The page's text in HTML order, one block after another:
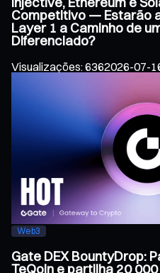
Competitivo — Estarão
Layer 1 a Caminho de
Diferenciado?
Visualizações:6362026-07-
Web3
Gate DEX BountyDrop:
TeQoin e partilha 20